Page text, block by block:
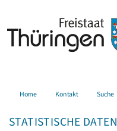
Home Kontakt Suche
STATISTISCHE DATEN